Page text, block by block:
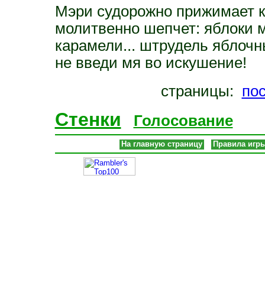
Мэри судорожно прижимает
молитвенно шепчет: яблоки
карамели... штрудель
не введи мя во искушение!
страницы:
Стенки Голосование
На главную страницу Правила